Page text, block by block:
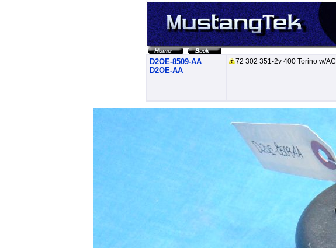
D2OE-8509-AA
D2OE-AA
72 302 351-2v 400 Torino w/AC